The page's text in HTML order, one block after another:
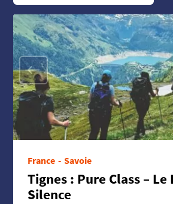
Précédent
France Savoie
Tignes : Pure Class – Le
Silence